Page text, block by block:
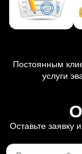
Постоянным
услуги
Оставьте заявку